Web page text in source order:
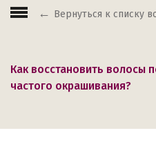
Вернуться к списку
Как восстановить волосы
частого окрашивания?